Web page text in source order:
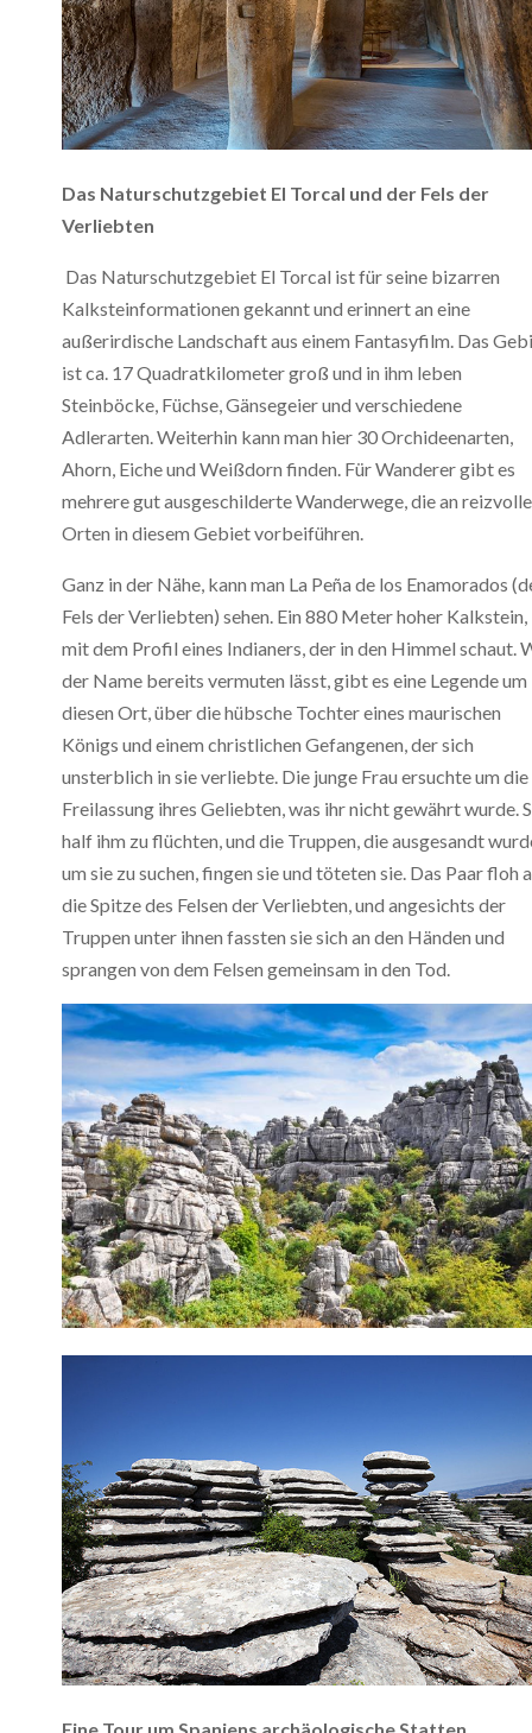
Das Naturschutzgebiet El Torcal und der Fels der
Verliebten
Das Naturschutzgebiet El Torcal ist für seine bizarren
Kalksteinformationen gekannt und erinnert an eine
außerirdische Landschaft aus einem Fantasyfilm. Das
ist ca. 17 Quadratkilometer groß und in ihm leben
Steinböcke, Füchse, Gänsegeier und verschiedene
Adlerarten. Weiterhin kann man hier 30 Orchideenarten,
Ahorn, Eiche und Weißdorn finden. Für Wanderer gibt es
mehrere gut ausgeschilderte Wanderwege, die an
Orten in diesem Gebiet vorbeiführen.
Ganz in der Nähe, kann man La Peña de los Enamorados
Fels der Verliebten) sehen. Ein 880 Meter hoher Kalkstein,
mit dem Profil eines Indianers, der in den Himmel schaut.
der Name bereits vermuten lässt, gibt es eine Legende um
diesen Ort, über die hübsche Tochter eines maurischen
Königs und einem christlichen Gefangenen, der sich
unsterblich in sie verliebte. Die junge Frau ersuchte um die
Freilassung ihres Geliebten, was ihr nicht gewährt wurde.
half ihm zu flüchten, und die Truppen, die ausgesandt
um sie zu suchen, fingen sie und töteten sie. Das Paar floh
die Spitze des Felsen der Verliebten, und angesichts der
Truppen unter ihnen fassten sie sich an den Händen und
sprangen von dem Felsen gemeinsam in den Tod.